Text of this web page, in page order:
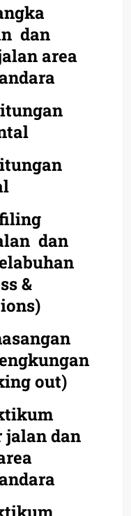
dan
area
dan
&
out)
jalan dan